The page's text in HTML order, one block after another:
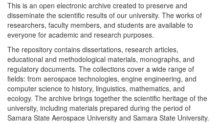
This is an open electronic archive created to preserve and
disseminate the scientific results of our university. The works of
researchers, faculty members, and students are available to
everyone for academic and research purposes.
The repository contains dissertations, research articles,
educational and methodological materials, monographs, and
regulatory documents. The collections cover a wide range of
fields: from aerospace technologies, engine engineering, and
computer science to history, linguistics, mathematics, and
ecology. The archive brings together the scientific heritage of the
university, including materials prepared during the period of
Samara State Aerospace University and Samara State University.